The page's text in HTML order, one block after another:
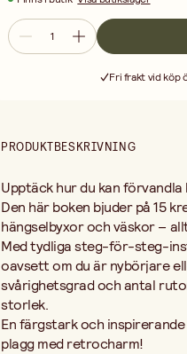
Fri frakt vid köp
PRODUKTBESKRIVNING
Upptäck hur du kan
Den här boken bjuder på 15
hängselbyxor och väskor –
Med tydliga steg-för-steg-
oavsett om du är nybörjare
svårighetsgrad och antal
storlek.
En färgstark och
plagg med retrocharm!